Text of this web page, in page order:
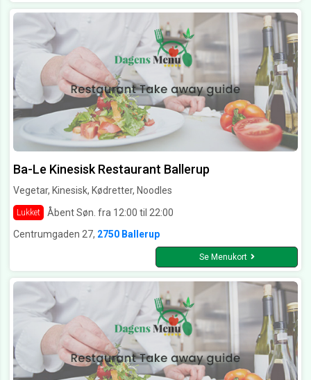
Ba-Le Kinesisk Restaurant Ballerup
Vegetar, Kinesisk, Kødretter, Noodles
Lukket
Åbent Søn. fra 12:00 til 22:00
Centrumgaden 27, 2750 Ballerup
Se Menukort